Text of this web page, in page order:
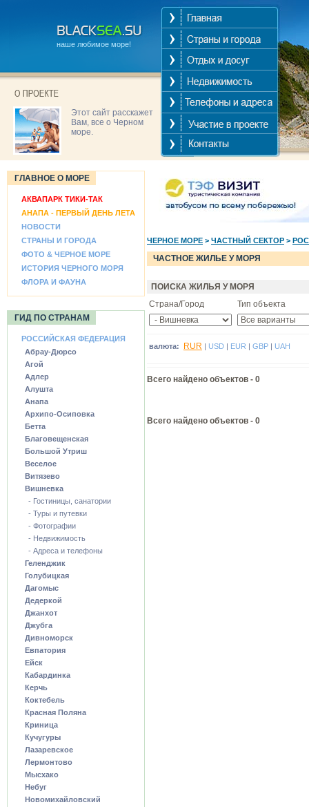
наше любимое море!
Этот сайт расскажет
Вам, все о Черном
море.
ГЛАВНОЕ О МОРЕ
АКВАПАРК ТИКИ-ТАК
АНАПА - ПЕРВЫЙ ДЕНЬ ЛЕТА
НОВОСТИ
СТРАНЫ И ГОРОДА
ФОТО & ЧЕРНОЕ МОРЕ
ИСТОРИЯ ЧЕРНОГО МОРЯ
ФЛОРА И ФАУНА
ГИД ПО СТРАНАМ
РОССИЙСКАЯ ФЕДЕРАЦИЯ
Абрау-Дюрсо
Агой
Адлер
Алушта
Анапа
Архипо-Осиповка
Бетта
Благовещенская
Большой Утриш
Веселое
Витязево
Вишневка
- Гостиницы, санатории
- Туры и путевки
- Фотографии
- Недвижимость
- Адреса и телефоны
Геленджик
Голубицкая
Дагомыс
Дедеркой
Джанхот
Джубга
Дивноморск
Евпатория
Ейск
Кабардинка
Керчь
Коктебель
Красная Поляна
Криница
Кучугуры
Лазаревское
Лермонтово
Мысхако
Небуг
Новомихайловский
ЧЕРНОЕ МОРЕ > ЧАСТНЫЙ СЕКТОР >
ЧАСТНОЕ ЖИЛЬЕ У МОРЯ
ПОИСКА ЖИЛЬЯ У МОРЯ
Страна/Город
Тип объекта
валюта: RUR | USD | EUR | GBP | UAH
Всего найдено объектов - 0
Всего найдено объектов - 0